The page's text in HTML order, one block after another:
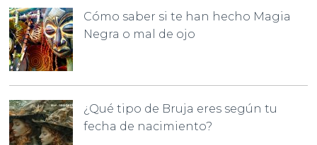
Cómo saber si te han hecho Magia
Negra o mal de ojo
¿Qué tipo de Bruja eres según tu
fecha de nacimiento?